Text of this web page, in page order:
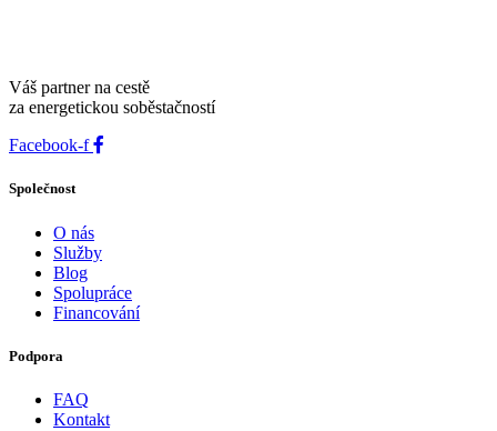
Váš partner na cestě
za energetickou soběstačností
Facebook-f
Společnost
O nás
Služby
Blog
Spolupráce
Financování
Podpora
FAQ
Kontakt